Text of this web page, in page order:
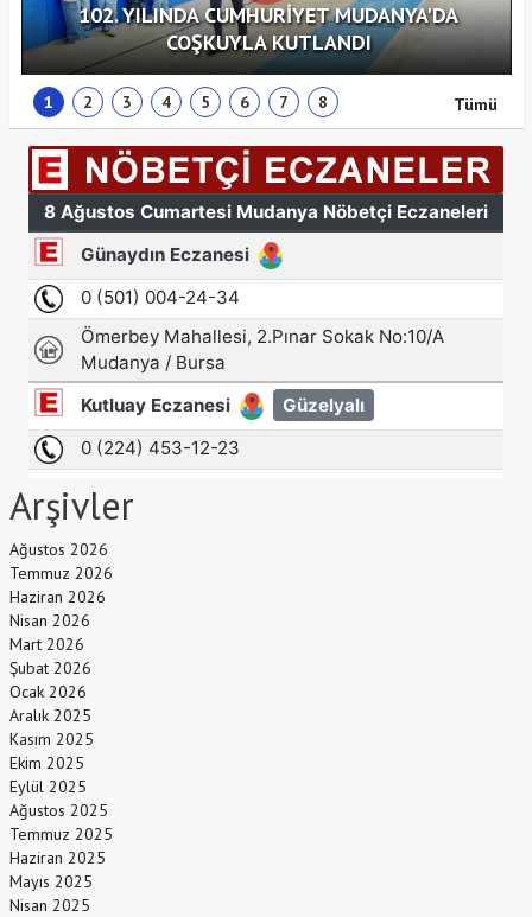
Tümü
102. YILINDA CUMHURİYET MUDANYA'DA
COŞKUYLA KUTLANDI
1 2 3 4 5 6 7 8
Arşivler
Ağustos 2026
Temmuz 2026
Haziran 2026
Nisan 2026
Mart 2026
Şubat 2026
Ocak 2026
Aralık 2025
Kasım 2025
Ekim 2025
Eylül 2025
Ağustos 2025
Temmuz 2025
Haziran 2025
Mayıs 2025
Nisan 2025